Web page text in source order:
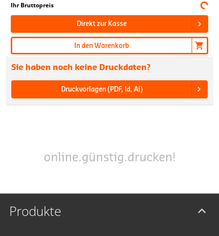
Ihr Bruttopreis
Direkt zur Kasse
In den Warenkorb
Sie haben noch keine Druckdaten?
Druckvorlagen (PDF, Id, Ai)
Produkte